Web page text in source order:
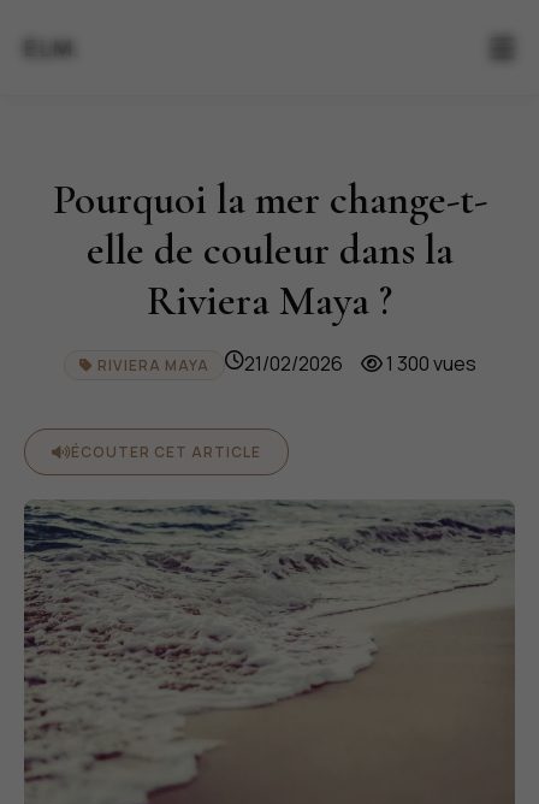
ELM.
Pourquoi la mer change-t-
elle de couleur dans la
Riviera Maya ?
RIVIERA MAYA 21/02/2026 1 300 vues
ÉCOUTER CET ARTICLE